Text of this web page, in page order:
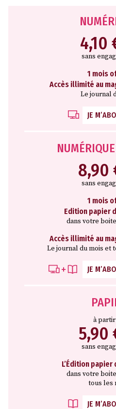
4,10
sans
1 mois
Accès illimité au
Le journal
JE
8,90
sans
1 mois
Edition papier
dans votre
Accès illimité au
Le journal du mois et
JE
à
5,90
sans
L’Édition papier
dans votre
tous les
JE